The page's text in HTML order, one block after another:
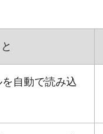
自動で読み込